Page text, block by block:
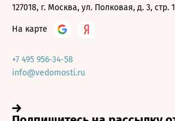
127018, г. Москва, ул. Полковая, д. 3, стр. 1
На карте
+7 495 956-34-58
info@vedomosti.ru